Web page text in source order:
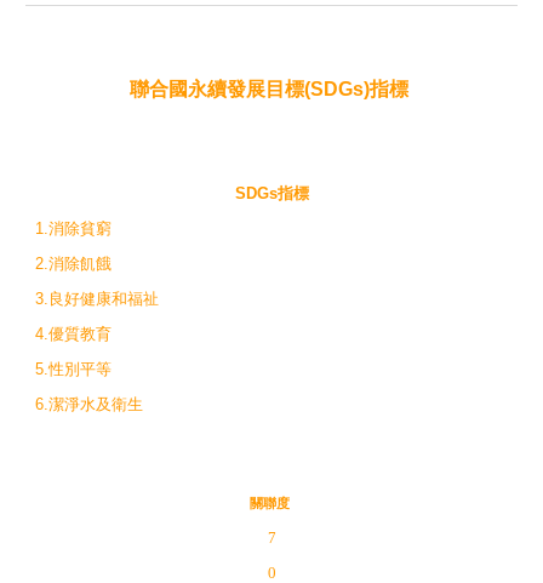
聯合國永續發展目標(SDGs)指標
SDGs指標
1.消除貧窮
2.消除飢餓
3.良好健康和福祉
4.優質教育
5.性別平等
6.潔淨水及衛生
關聯度
7
0